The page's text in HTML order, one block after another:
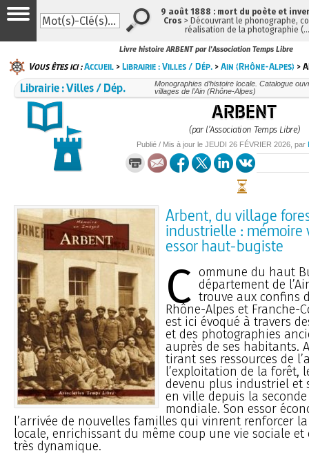
Livre histoire ARBENT par l'Association Temps Libre
Vous êtes ici :Accueil >Librairie : Villes / Dép. >Ain (Rhône-Alpes) >
Librairie : Villes / Dép.
Monographies d’histoire locale. Catalogue
villages de l’Ain (Rhône-Alpes)
ARBENT
(par l’Association Temps Libre)
Publié / Mis à jour le JEUDI 26 FÉVRIER 2026 , par
Arbent, du village
industrielle : mémoire
essor haut-bugiste
C ommune du haut
département de
trouve aux confins
Rhône-Alpes et Franche-
est ici évoqué à travers
et des photographies
auprès de ses habitants.
tirant ses ressources de
l’exploitation de la forêt,
devenu plus industriel et
en ville depuis la
mondiale. Son essor
l’arrivée de nouvelles familles qui vinrent renforcer
locale, enrichissant du même coup une vie sociale
très dynamique.
9 août 1888 : mort du poète et
Cros > Découvrant le phonographe,
réalisation de la photographie